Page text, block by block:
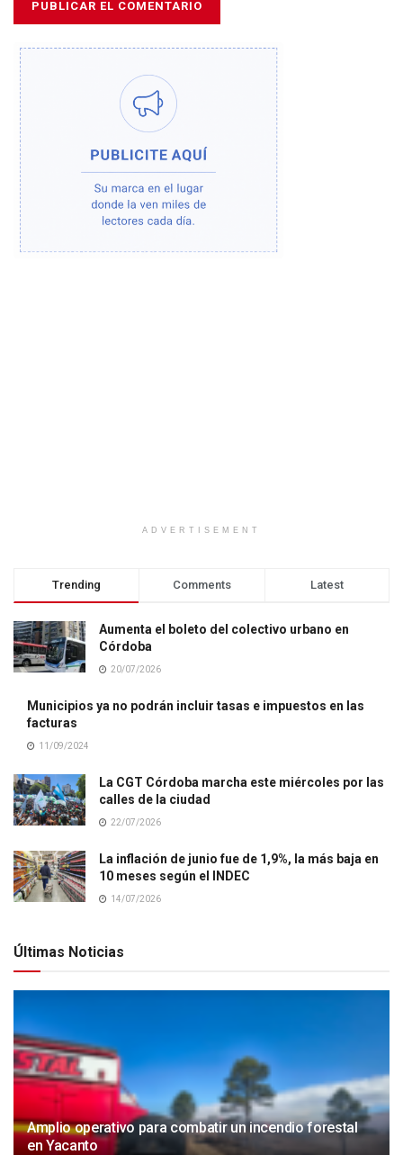
ADVERTISEMENT
Trending Comments Latest
Aumenta el boleto del colectivo urbano en
Córdoba
20/07/2026
Municipios ya no podrán incluir tasas e impuestos en las
facturas
11/09/2024
La CGT Córdoba marcha este miércoles por las
calles de la ciudad
22/07/2026
La inflación de junio fue de 1,9%, la más baja en
10 meses según el INDEC
14/07/2026
Últimas Noticias
Amplio operativo para combatir un incendio forestal
en Yacanto